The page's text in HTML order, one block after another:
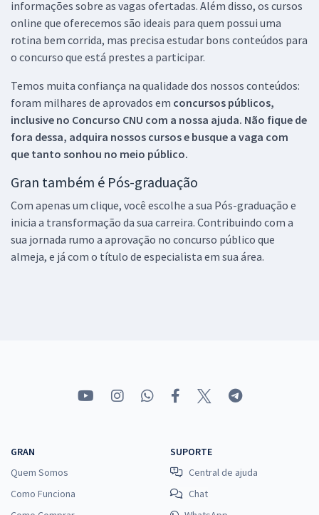
informações sobre as vagas ofertadas. Além disso, os cursos
online que oferecemos são ideais para quem possui uma
rotina bem corrida, mas precisa estudar bons conteúdos para
o concurso que está prestes a participar.
Temos muita confiança na qualidade dos nossos conteúdos:
foram milhares de aprovados em concursos públicos,
inclusive no Concurso CNU com a nossa ajuda. Não fique de
fora dessa, adquira nossos cursos e busque a vaga com
que tanto sonhou no meio público.
Gran também é Pós-graduação
Com apenas um clique, você escolhe a sua Pós-graduação e
inicia a transformação da sua carreira. Contribuindo com a
sua jornada rumo a aprovação no concurso público que
almeja, e já com o título de especialista em sua área.
GRAN
Quem Somos
Como Funciona
SUPORTE
Central de ajuda
Chat